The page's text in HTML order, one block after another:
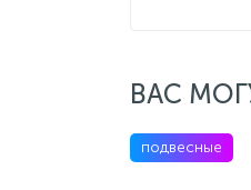
ВАС
подвесные